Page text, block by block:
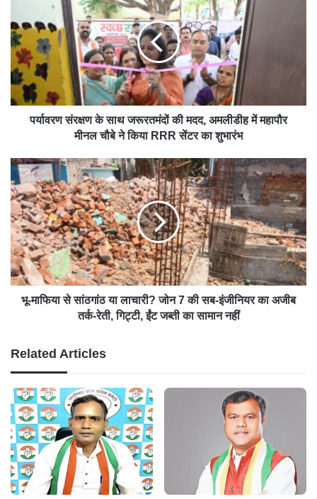
पर्यावरण संरक्षण के साथ जरूरतमंदों की मदद, अमलीडीह में महापौर
मीनल चौबे ने किया RRR सेंटर का शुभारंभ
भू-माफिया से सांठगांठ या लाचारी? जोन 7 की सब-इंजीनियर का अजीब
तर्क-रेती, गिट्टी, ईंट जब्ती का सामान नहीं
Related Articles